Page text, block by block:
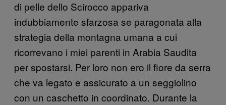
di pelle dello Scirocco appariva
indubbiamente sfarzosa se paragonata alla
strategia della montagna umana a cui
ricorrevano i miei parenti in Arabia Saudita
per spostarsi. Per loro non ero il fiore da serra
che va legato e assicurato a un seggiolino
con un caschetto in coordinato. Durante la